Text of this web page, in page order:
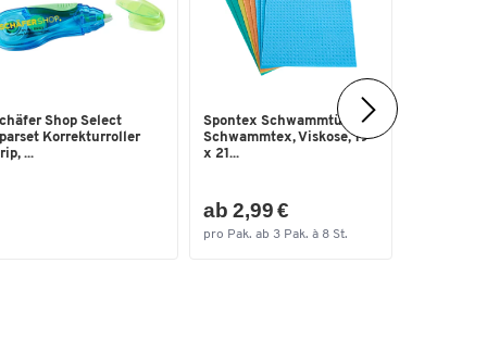
Shop Select
Korrekturroller
...
Spontex Schwammtücher
Schwammtex, Viskose, 19
x 21...
ab 2,99 €
pro Pak. ab 3 Pak. à 8 St.